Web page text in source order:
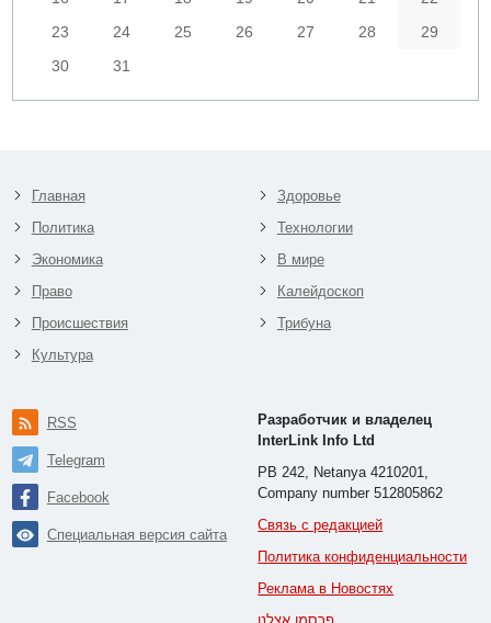
23
24 25 26 27 28
29
30
31
Главная
Политика
Экономика
Право
Происшествия
Культура
Здоровье
Технологии
В мире
Калейдоскоп
Трибуна
RSS
Telegram
Facebook
Специальная версия сайта
Разработчик и владелец
InterLink Info Ltd
PB 242, Netanya 4210201,
Company number 512805862
Связь с редакцией
Политика конфиденциальности
Реклама в Новостях